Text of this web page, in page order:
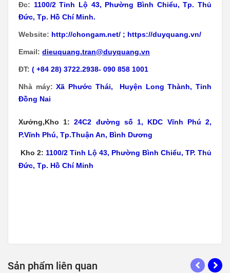
Đc: 1100/2 Tỉnh Lộ 43, Phường Bình Chiểu, Tp. Thủ
Đức, Tp. Hồ Chí Minh.
Website: http://chongam.net/ ; https://duyquang.vn/
Email: dieuquang.tran@duyquang.vn
ĐT: ( +84 28) 3722.2938- 090 858 1001
Nhà máy:Xã Phước Thái, Huyện Long Thành, Tỉnh
Đồng Nai
Xưởng,Kho 1: 24C2 đường số 1, KDC Vĩnh Phú 2,
P.Vĩnh Phú, Tp.Thuận An, Bình Dương
Kho 2: 1100/2 Tỉnh Lộ 43, Phường Bình Chiểu, TP. Thủ
Đức, Tp. Hồ Chí Minh
Sản phẩm liên quan